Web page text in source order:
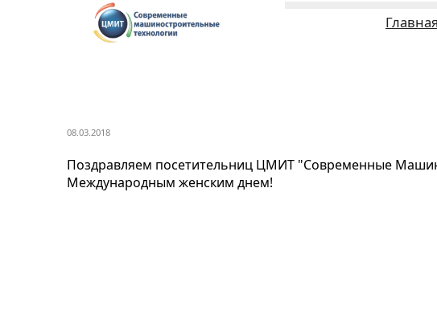
Главная
08.03.2018
Поздравляем посетительниц ЦМИТ "Современные
Международным женским днем!